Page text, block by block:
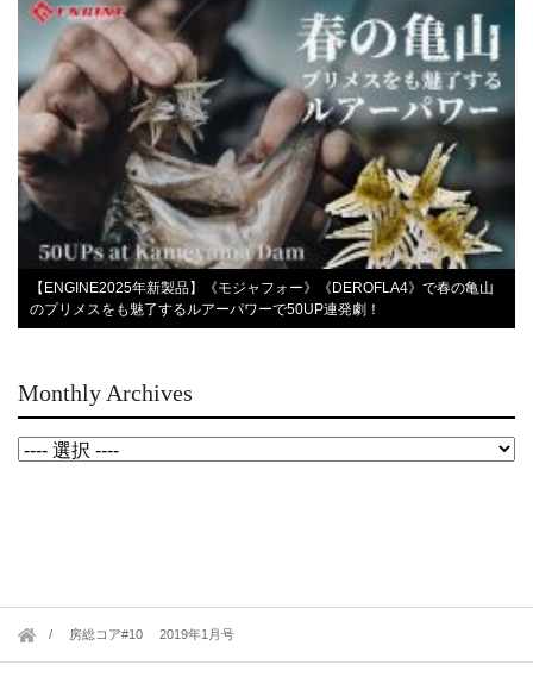
【ENGINE2025年新製品】《モジャフォー》《DEROFLA4》で春の亀山
のプリメスをも魅了するルアーパワーで50UP連発劇！
Monthly Archives
房総コア#10 2019年1月号